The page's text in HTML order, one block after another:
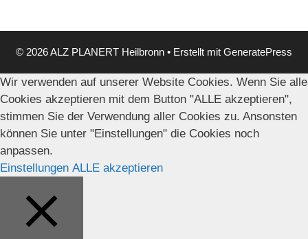
© 2026 ALZ PLANERT Heilbronn • Erstellt mit GeneratePress
Wir verwenden auf unserer Website Cookies. Wenn Sie alle
Cookies akzeptieren mit dem Button "ALLE akzeptieren",
stimmen Sie der Verwendung aller Cookies zu. Ansonsten
können Sie unter "Einstellungen" die Cookies noch
anpassen.
Einstellungen ALLE akzeptieren